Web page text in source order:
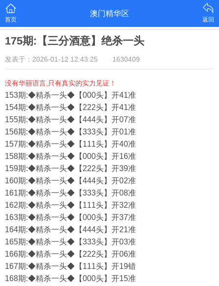
首页
澳门精华区
返回
175期:【三分酒意】绝杀一头
发表于：2026-01-12 12:43:25 1630409
没有华丽语言,只有真实的实力见证！
153期:◆精杀一头◆【000头】开41准
154期:◆精杀一头◆【222头】开41准
155期:◆精杀一头◆【444头】开07准
156期:◆精杀一头◆【333头】开01准
157期:◆精杀一头◆【111头】开40准
158期:◆精杀一头◆【000头】开16准
159期:◆精杀一头◆【222头】开39准
160期:◆精杀一头◆【444头】开02准
161期:◆精杀一头◆【333头】开08准
162期:◆精杀一头◆【111头】开32准
163期:◆精杀一头◆【000头】开37准
164期:◆精杀一头◆【444头】开21准
165期:◆精杀一头◆【333头】开03准
166期:◆精杀一头◆【222头】开06准
167期:◆精杀一头◆【111头】开19错
168期:◆精杀一头◆【000头】开15准